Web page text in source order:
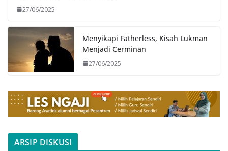
27/06/2025
Menyikapi Fatherless, Kisah Lukman
Menjadi Cerminan
27/06/2025
ARSIP DISKUSI